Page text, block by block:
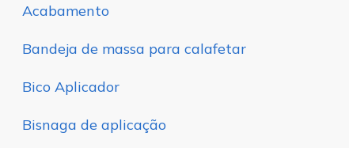
Acabamento
Bandeja de massa para calafetar
Bico Aplicador
Bisnaga de aplicação